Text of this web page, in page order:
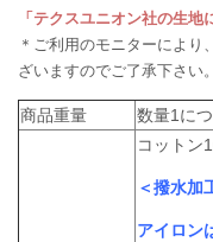
「テクスユニオン社の生地
＊ご利用のモニターによ
ざいますのでご了承下さい。
商品重量 数量1に
コットン
＜撥水加
アイロン